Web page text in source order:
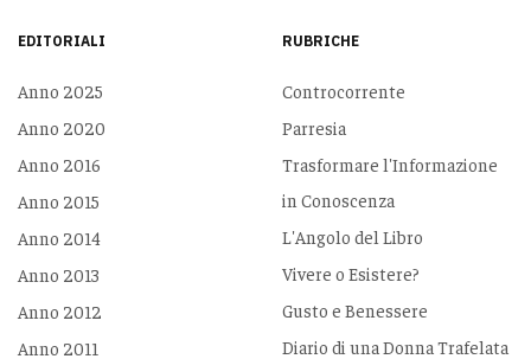
EDITORIALI
Anno 2025
Anno 2020
Anno 2016
Anno 2015
Anno 2014
Anno 2013
Anno 2012
Anno 2011
RUBRICHE
Controcorrente
Parresia
Trasformare l'Informazione
in Conoscenza
L'Angolo del Libro
Vivere o Esistere?
Gusto e Benessere
Diario di una Donna Trafelata